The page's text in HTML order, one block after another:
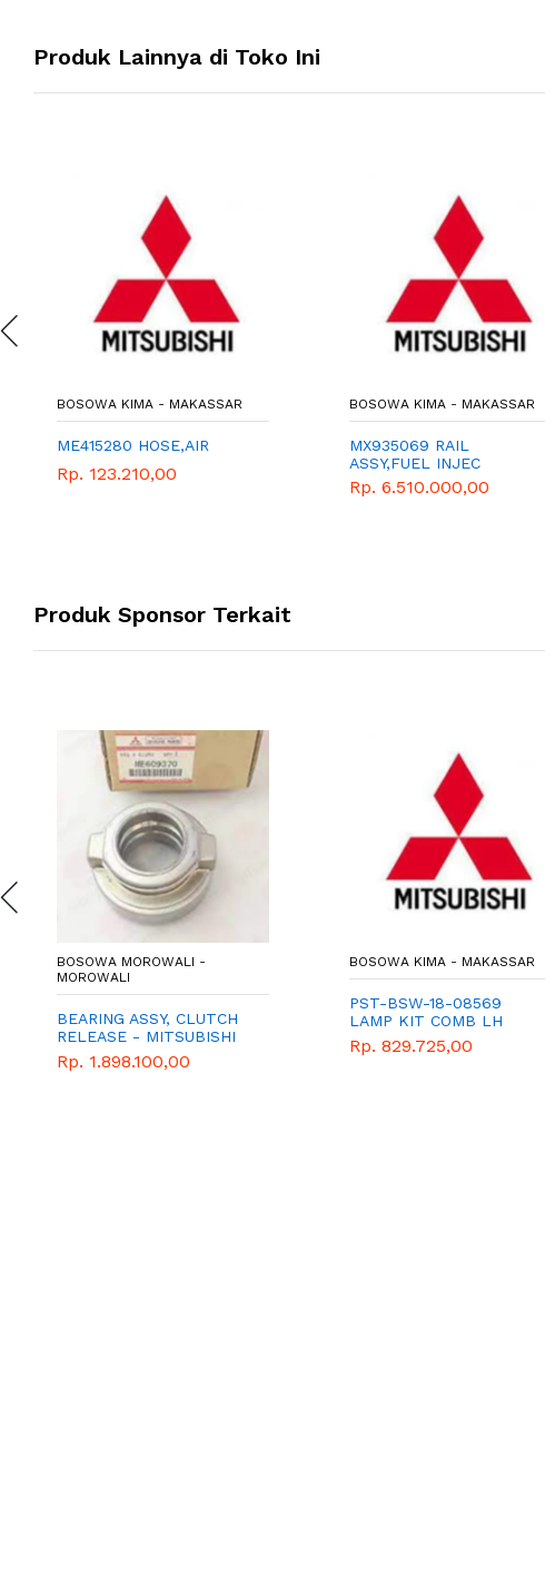
Produk Lainnya di Toko Ini
BOSOWA KIMA - MAKASSAR
ME415280 HOSE,AIR
Rp. 123.210,00
BOSOWA KIMA - MAKASSAR
MX935069 RAIL
ASSY,FUEL INJEC
Rp. 6.510.000,00
Produk Sponsor Terkait
BOSOWA MOROWALI -
MOROWALI
BEARING ASSY, CLUTCH
RELEASE - MITSUBISHI
CANTER
Rp. 1.898.100,00
BOSOWA KIMA - MAKASSAR
PST-BSW-18-08569
LAMP KIT COMB LH
Rp. 829.725,00